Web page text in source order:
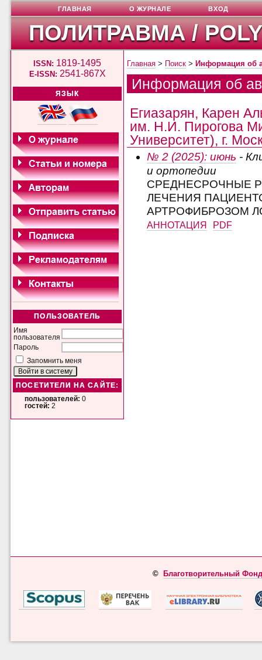
ПОЛИТРАВМА /
ISSN: 1819-1495
E-ISSN: 2541-867X
ЯЗЫК
ПОЛЬЗОВАТЕЛЬ
Имя
пользователя
Пароль
Запомнить меня
ПОСЕТИТЕЛИ НА САЙТЕ:
пользователей: 0
гостей: 2
ГЛАВНАЯ О ЖУРНАЛЕ ВХОД
Главная > Поиск > Информация об
Информация об
Егиазарян, Карен
им. Н.И. Пирогова
Университет), г.
№ 2 (2025): июнь -
и ортопедии
СРЕДНЕСРОЧНЫЕ
ЛЕЧЕНИЯ
АРТРОФИБРОЗОМ
АННОТАЦИЯ PDF
© Благотворительный